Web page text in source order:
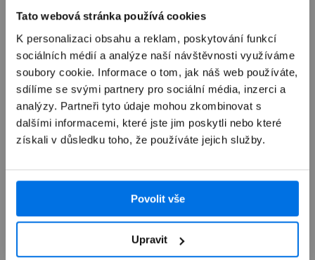
Tato webová stránka používá cookies
K personalizaci obsahu a reklam, poskytování funkcí
sociálních médií a analýze naší návštěvnosti využíváme
soubory cookie. Informace o tom, jak náš web používáte,
sdílíme se svými partnery pro sociální média, inzerci a
analýzy. Partneři tyto údaje mohou zkombinovat s
dalšími informacemi, které jste jim poskytli nebo které
získali v důsledku toho, že používáte jejich služby.
Povolit vše
Upravit
Výkup zařízení
Autorizovaný servis Apple
Možnosti doručení
Přehled